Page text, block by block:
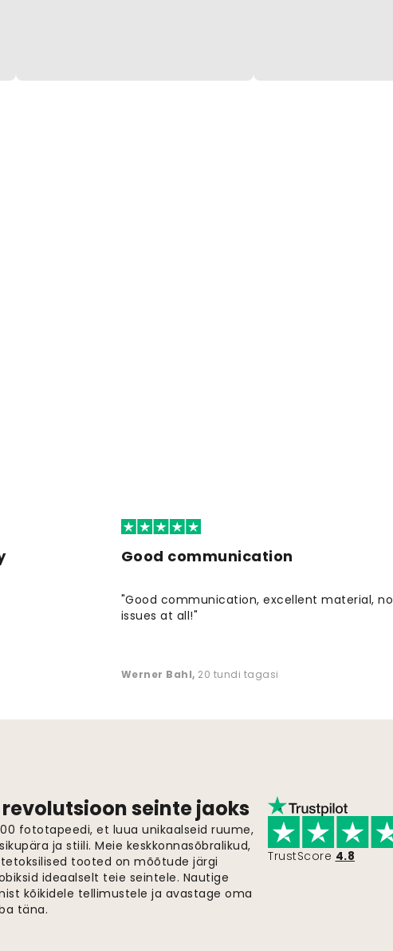
Good communication
"Good communication, excellent material, no
issues at all!"
Werner Bahl, 20 tundi tagasi
seinte jaoks
fototapeedi, et luua unikaalseid ruume,
ja stiili. Meie keskkonnasõbralikud,
tooted on mõõtude järgi
ideaalselt teie seintele. Nautige
kõikidele tellimustele ja avastage oma
täna.
TrustScore 4.8